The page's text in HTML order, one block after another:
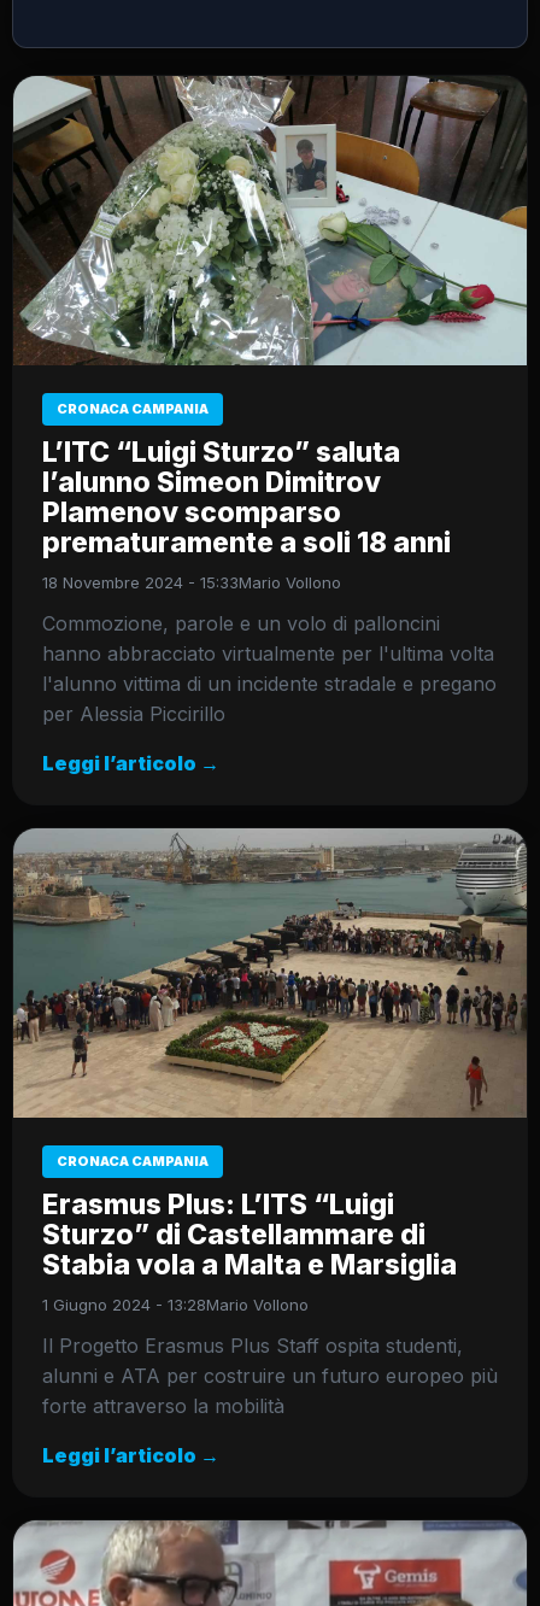
CRONACA CAMPANIA
L’ITC “Luigi Sturzo” saluta
l’alunno Simeon Dimitrov
Plamenov scomparso
prematuramente a soli 18 anni
18 Novembre 2024 - 15:33Mario Vollono
Commozione, parole e un volo di palloncini
hanno abbracciato virtualmente per l'ultima volta
l'alunno vittima di un incidente stradale e pregano
per Alessia Piccirillo
Leggi l’articolo →
CRONACA CAMPANIA
Erasmus Plus: L’ITS “Luigi
Sturzo” di Castellammare di
Stabia vola a Malta e Marsiglia
1 Giugno 2024 - 13:28Mario Vollono
Il Progetto Erasmus Plus Staff ospita studenti,
alunni e ATA per costruire un futuro europeo più
forte attraverso la mobilità
Leggi l’articolo →